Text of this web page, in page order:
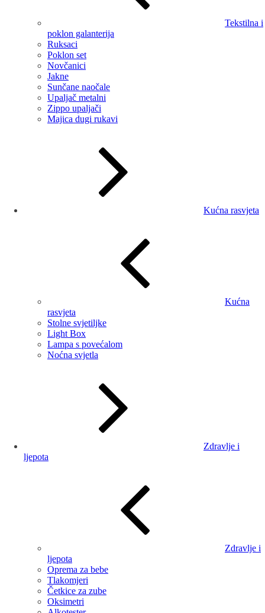
Tekstilna i
poklon galanterija
Ruksaci
Poklon set
Novčanici
Jakne
Sunčane naočale
Upaljač metalni
Zippo upaljači
Majica dugi rukavi
Kućna rasvjeta
Kućna
rasvjeta
Stolne svjetiljke
Light Box
Lampa s povećalom
Noćna svjetla
Zdravlje i
ljepota
Zdravlje i
ljepota
Oprema za bebe
Tlakomjeri
Četkice za zube
Oksimetri